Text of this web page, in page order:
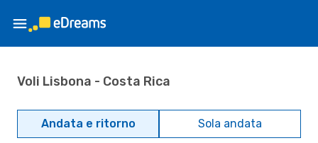
Voli Lisbona - Costa Rica
Andata e ritorno Sola andata